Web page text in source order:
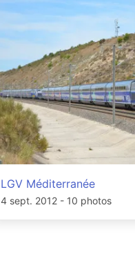
LGV Méditerranée
4 sept. 2012- 10 photos